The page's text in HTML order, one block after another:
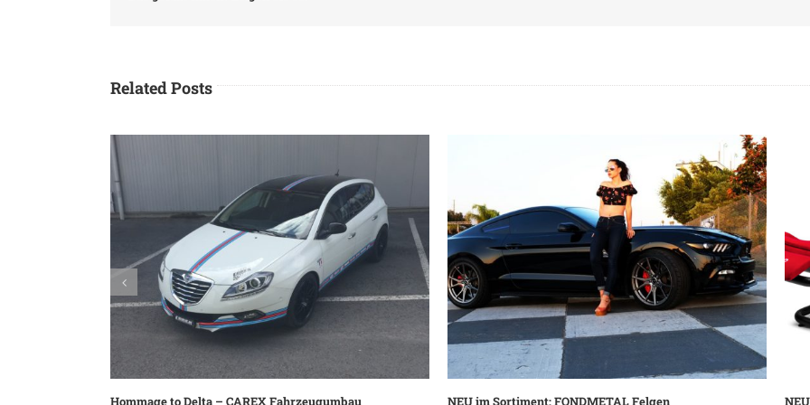
Related Posts
NEU im Sortiment: SEASUCKER Lastenträger Fahrrad, NEU im Sortiment: FRAMELESS Nummernhalterung and